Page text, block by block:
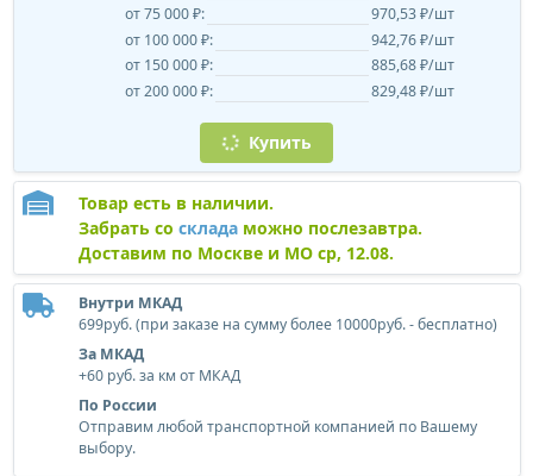
от 75 000 ₽:
970,53 ₽/шт
от 100 000 ₽:
942,76 ₽/шт
от 150 000 ₽:
885,68 ₽/шт
от 200 000 ₽:
829,48 ₽/шт
Купить
Товар есть в наличии.
Забрать со складаможно послезавтра.
Доставим по Москве и МО ср, 12.08.
Внутри МКАД
699руб. (при заказе на сумму более 10000руб. - бесплатно)
За МКАД
+60 руб. за км от МКАД
По России
Отправим любой транспортной компанией по Вашему
выбору.